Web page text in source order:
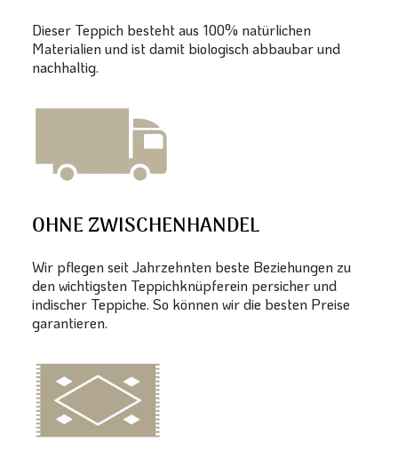
Dieser Teppich besteht aus 100% natürlichen
Materialien und ist damit biologisch abbaubar und
nachhaltig.
OHNE ZWISCHENHANDEL
Wir pflegen seit Jahrzehnten beste Beziehungen zu
den wichtigsten Teppichknüpferein persicher und
indischer Teppiche. So können wir die besten Preise
garantieren.